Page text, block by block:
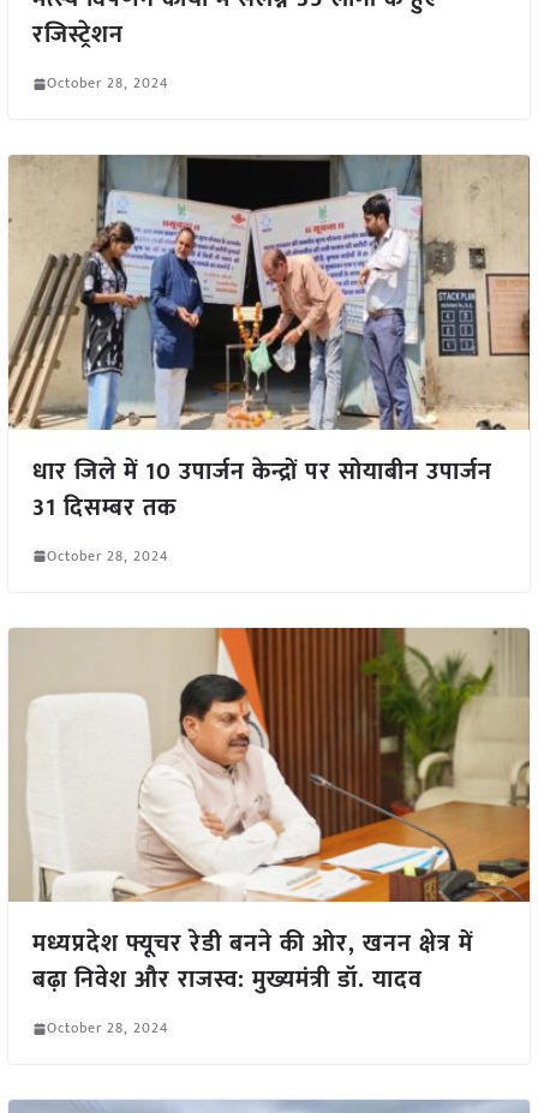
रजिस्ट्रेशन
October 28, 2024
धार जिले में 10 उपार्जन केन्द्रों पर सोयाबीन उपार्जन
31 दिसम्बर तक
October 28, 2024
मध्यप्रदेश फ्यूचर रेडी बनने की ओर, खनन क्षेत्र में
बढ़ा निवेश और राजस्व: मुख्यमंत्री डॉ. यादव
October 28, 2024